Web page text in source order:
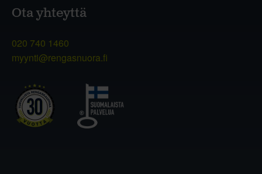
Ota yhteyttä
020 740 1460
myynti@rengasnuora.fi